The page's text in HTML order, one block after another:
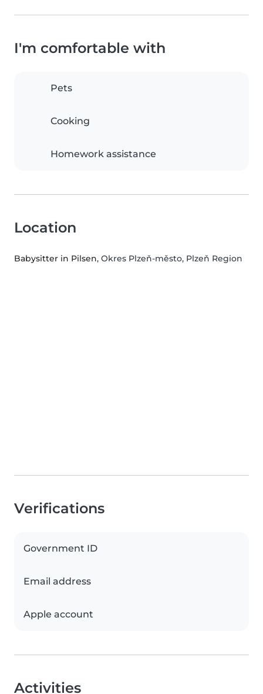
I'm comfortable with
Pets
Cooking
Homework assistance
Location
Babysitter in Pilsen, Okres Plzeň-město, Plzeň Region
Verifications
Government ID
Email address
Apple account
Activities